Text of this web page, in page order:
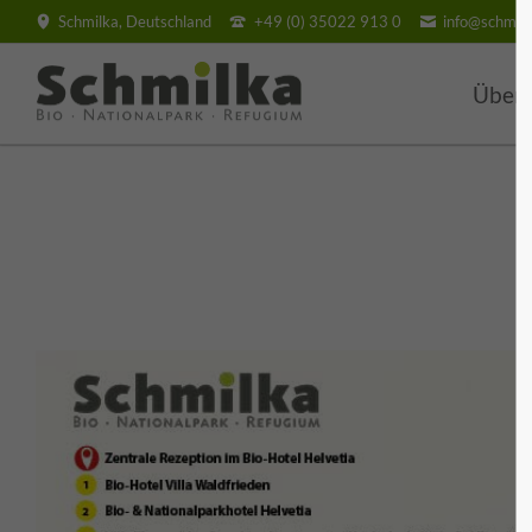
Schmilka, Deutschland +49 (0) 35022 913 0
BIO
SUCHEN